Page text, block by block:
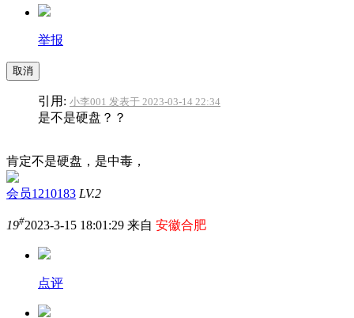
举报
取消
引用: 小李001 发表于 2023-03-14 22:34
是不是硬盘？？
肯定不是硬盘，是中毒，
会员1210183 LV.2
19#2023-3-15 18:01:29 来自 安徽合肥
点评